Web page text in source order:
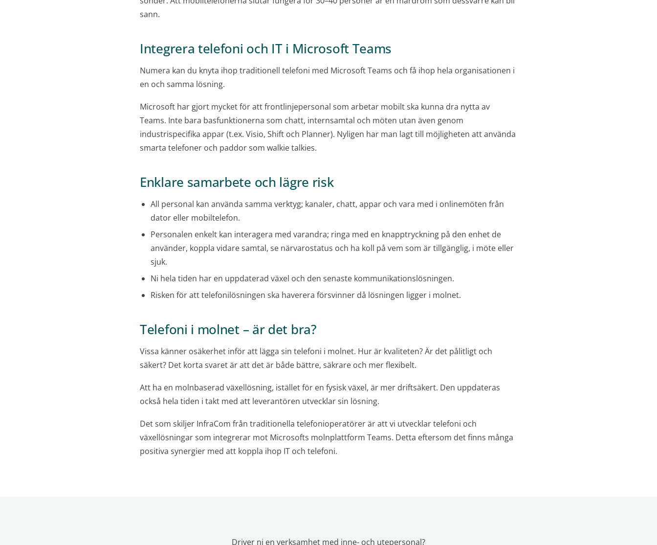
sann.
Integrera telefoni och IT i Microsoft Teams
Numera kan du knyta ihop traditionell telefoni med Microsoft Teams och få ihop hela organisationen i
en och samma lösning.
Microsoft har gjort mycket för att frontlinjepersonal som arbetar mobilt ska kunna dra nytta av
Teams. Inte bara basfunktionerna som chatt, internsamtal och möten utan även genom
industrispecifika appar (t.ex. Visio, Shift och Planner). Nyligen har man lagt till möjligheten att använda
smarta telefoner och paddor som walkie talkies.
Enklare samarbete och lägre risk
All personal kan använda samma verktyg; kanaler, chatt, appar och vara med i onlinemöten från
dator eller mobiltelefon.
Personalen enkelt kan interagera med varandra; ringa med en knapptryckning på den enhet de
använder, koppla vidare samtal, se närvarostatus och ha koll på vem som är tillgänglig, i möte eller
sjuk.
Ni hela tiden har en uppdaterad växel och den senaste kommunikationslösningen.
Risken för att telefonilösningen ska haverera försvinner då lösningen ligger i molnet.
Telefoni i molnet – är det bra?
Vissa känner osäkerhet inför att lägga sin telefoni i molnet. Hur är kvaliteten? Är det pålitligt och
säkert? Det korta svaret är att det är både bättre, säkrare och mer flexibelt.
Att ha en molnbaserad växellösning, istället för en fysisk växel, är mer driftsäkert. Den uppdateras
också hela tiden i takt med att leverantören utvecklar sin lösning.
Det som skiljer InfraCom från traditionella telefonioperatörer är att vi utvecklar telefoni och
växellösningar som integrerar mot Microsofts molnplattform Teams. Detta eftersom det finns många
positiva synergier med att koppla ihop IT och telefoni.
Driver ni en verksamhet med inne- och utepersonal?